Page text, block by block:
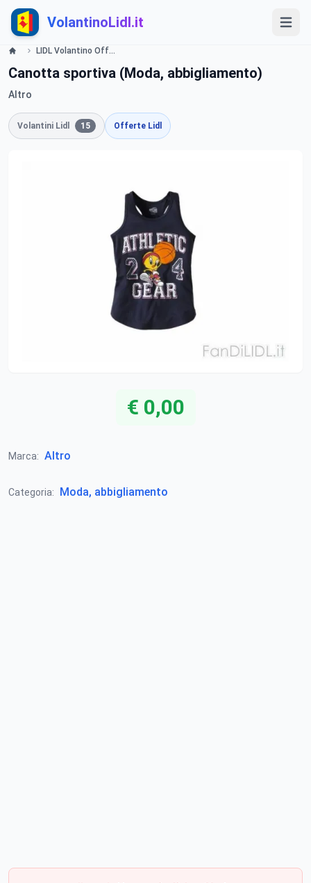
VolantinoLidl.it
LIDL Volantino Offerte e Promozioni - Moda uomo - Offerte valide dal 23 giugno 2016 Lidl
Canotta sportiva (Moda, abbigliamento)
Altro
Volantini Lidl 15 Offerte Lidl
€ 0,00
Marca: Altro
Categoria: Moda, abbigliamento